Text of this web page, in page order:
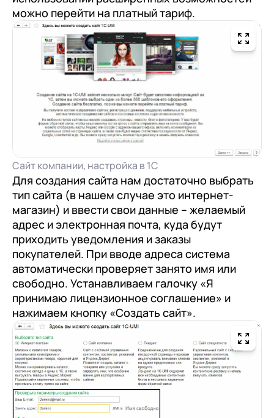
можно перейти на платный тариф.
Сайт компании, настройка в 1С
Для создания сайта нам достаточно выбрать
тип сайта (в нашем случае это интернет-
магазин) и ввести свои данные – желаемый
адрес и электронная почта, куда будут
приходить уведомления и заказы
покупателей. При вводе адреса система
автоматически проверяет занято имя или
свободно. Устанавливаем галочку «Я
принимаю лицензионное соглашение» и
нажимаем кнопку «Создать сайт».